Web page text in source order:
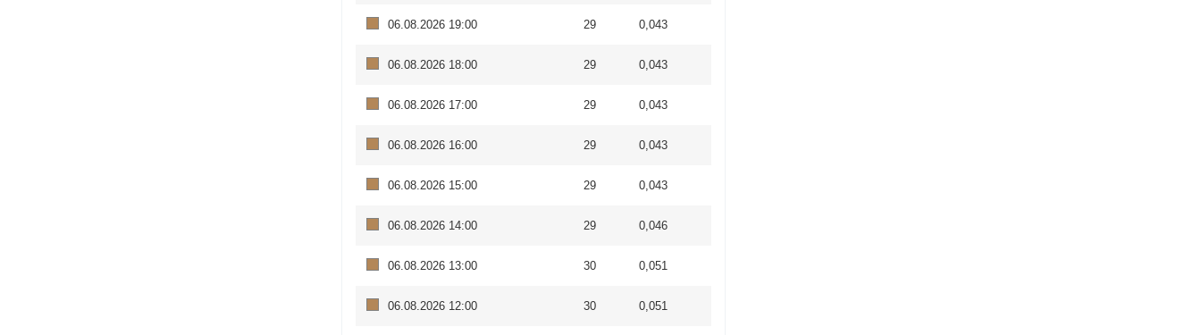
06.08.2026 19:00 29 0,043
06.08.2026 18:00 29 0,043
06.08.2026 17:00 29 0,043
06.08.2026 16:00 29 0,043
06.08.2026 15:00 29 0,043
06.08.2026 14:00 29 0,046
06.08.2026 13:00 30 0,051
06.08.2026 12:00 30 0,051